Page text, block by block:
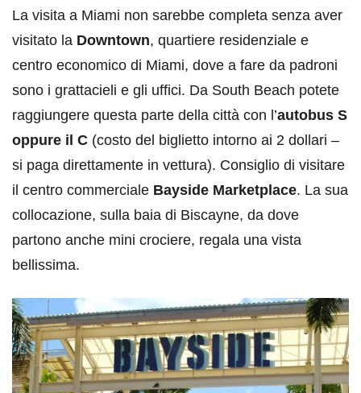
La visita a Miami non sarebbe completa senza aver
visitato la Downtown, quartiere residenziale e
centro economico di Miami, dove a fare da padroni
sono i grattacieli e gli uffici. Da South Beach potete
raggiungere questa parte della città con l’autobus S
oppure il C (costo del biglietto intorno ai 2 dollari –
si paga direttamente in vettura). Consiglio di visitare
il centro commerciale Bayside Marketplace. La sua
collocazione, sulla baia di Biscayne, da dove
partono anche mini crociere, regala una vista
bellissima.